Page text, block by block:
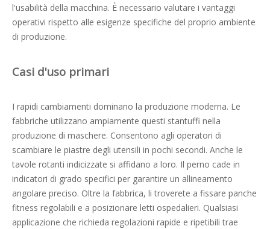
l'usabilità della macchina. È necessario valutare i vantaggi
operativi rispetto alle esigenze specifiche del proprio ambiente
di produzione.
Casi d'uso primari
I rapidi cambiamenti dominano la produzione moderna. Le
fabbriche utilizzano ampiamente questi stantuffi nella
produzione di maschere. Consentono agli operatori di
scambiare le piastre degli utensili in pochi secondi. Anche le
tavole rotanti indicizzate si affidano a loro. Il perno cade in
indicatori di grado specifici per garantire un allineamento
angolare preciso. Oltre la fabbrica, li troverete a fissare panche
fitness regolabili e a posizionare letti ospedalieri. Qualsiasi
applicazione che richieda regolazioni rapide e ripetibili trae